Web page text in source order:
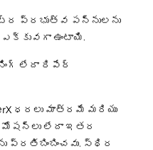
ప్రభుత్వ పన్నులను
ఉంటాయి.
లేదా రిపేర్
ధరలు మాత్రమే మరియు
లేదా ఇతర
స్థిర